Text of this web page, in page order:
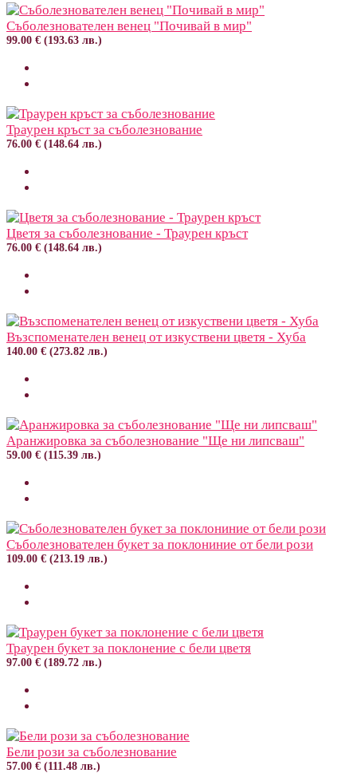
Съболезнователен венец "Почивай в мир"
99.00 € (193.63 лв.)
Траурен кръст за съболезнование
76.00 € (148.64 лв.)
Цветя за съболезнование - Траурен кръст
76.00 € (148.64 лв.)
Възспоменателен венец от изкуствени цветя - Хуба
140.00 € (273.82 лв.)
Аранжировка за съболезнование "Ще ни липсваш"
59.00 € (115.39 лв.)
Съболезнователен букет за поклониние от бели рози
109.00 € (213.19 лв.)
Траурен букет за поклонение с бели цветя
97.00 € (189.72 лв.)
Бели рози за съболезнование
57.00 € (111.48 лв.)